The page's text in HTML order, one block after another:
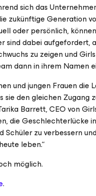
sich das
zukünftige Generation
oder persönlich,
sind dabei aufgefordert,
zu zeigen und
dann in ihrem Namen
und jungen Frauen
den gleichen
Barrett, CEO von
die Geschlechterlücke
zu verbessern
leben.“
möglich.
.